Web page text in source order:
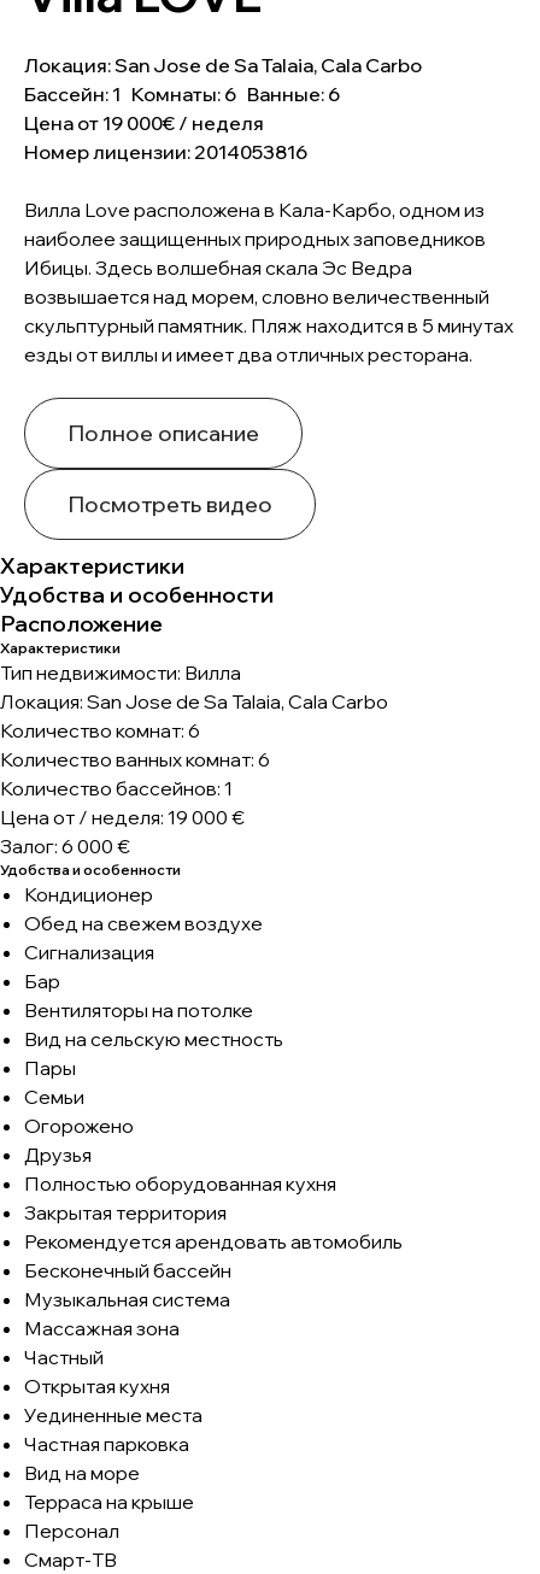
Локация: San Jose de Sa Talaia, Cala Carbo
Бассейн: 1 Комнаты: 6 Ванные: 6
Цена от 19 000€ / неделя
Номер лицензии: 2014053816
Вилла Love расположена в Кала-Карбо, одном из
наиболее защищенных природных заповедников
Ибицы. Здесь волшебная скала Эс Ведра
возвышается над морем, словно величественный
скульптурный памятник. Пляж находится в 5 минутах
езды от виллы и имеет два отличных ресторана.
Полное описание
Посмотреть видео
Характеристики
Удобства и особенности
Расположение
Характеристики
Тип недвижимости: Вилла
Локация: San Jose de Sa Talaia, Cala Carbo
Количество комнат: 6
Количество ванных комнат: 6
Количество бассейнов: 1
Цена от / неделя: 19 000 €
Залог: 6 000 €
Удобства и особенности
Кондиционер
Обед на свежем воздухе
Сигнализация
Бар
Вентиляторы на потолке
Вид на сельскую местность
Пары
Семьи
Огорожено
Друзья
Полностью оборудованная кухня
Закрытая территория
Рекомендуется арендовать автомобиль
Бесконечный бассейн
Музыкальная система
Массажная зона
Частный
Открытая кухня
Уединенные места
Частная парковка
Вид на море
Терраса на крыше
Персонал
Смарт-ТВ